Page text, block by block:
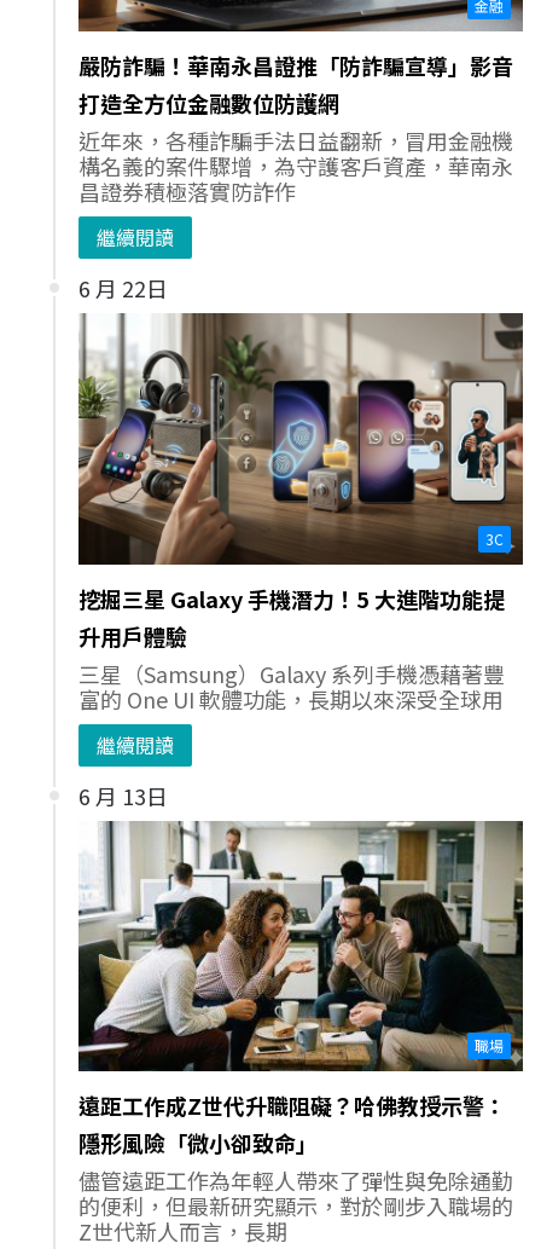
金融
嚴防詐騙！華南永昌證推「防詐騙宣導」影音
打造全方位金融數位防護網
近年來，各種詐騙手法日益翻新，冒用金融機
構名義的案件驟增，為守護客戶資產，華南永
昌證券積極落實防詐作
繼續閱讀
6 月 22日
3C
挖掘三星 Galaxy 手機潛力！5 大進階功能提
升用戶體驗
三星（Samsung）Galaxy 系列手機憑藉著豐
富的 One UI 軟體功能，長期以來深受全球用
繼續閱讀
6 月 13日
職場
遠距工作成Z世代升職阻礙？哈佛教授示警：
隱形風險「微小卻致命」
儘管遠距工作為年輕人帶來了彈性與免除通勤
的便利，但最新研究顯示，對於剛步入職場的
Z世代新人而言，長期